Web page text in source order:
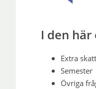
I den
Extra
Semester
Övriga